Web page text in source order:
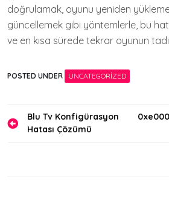
doğrulamak, oyunu yeniden
güncellemek gibi yöntemlerle, bu
ve en kısa sürede tekrar oyunun
POSTED UNDER UNCATEGORIZED
Yazı
gezinmesi
Blu Tv Konfigürasyon
Hatası Çözümü